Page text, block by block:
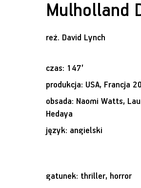
Mulholland
reż. David Lynch
czas: 147’
produkcja: USA, Francja
obsada: Naomi Watts,
Hedaya
język: angielski
gatunek: thriller, horror